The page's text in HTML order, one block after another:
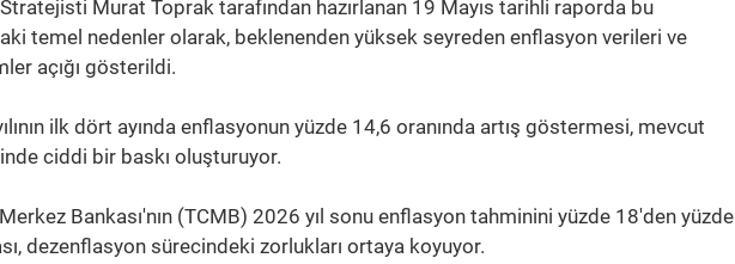
Murat Toprak tarafından hazırlanan 19 Mayıs tarihli raporda bu
temel nedenler olarak, beklenenden yüksek seyreden enflasyon verileri ve
açığı gösterildi.
ilk dört ayında enflasyonun yüzde 14,6 oranında artış göstermesi, mevcut
ciddi bir baskı oluşturuyor.
Bankası'nın (TCMB) 2026 yıl sonu enflasyon tahminini yüzde 18'den yüzde
dezenflasyon sürecindeki zorlukları ortaya koyuyor.